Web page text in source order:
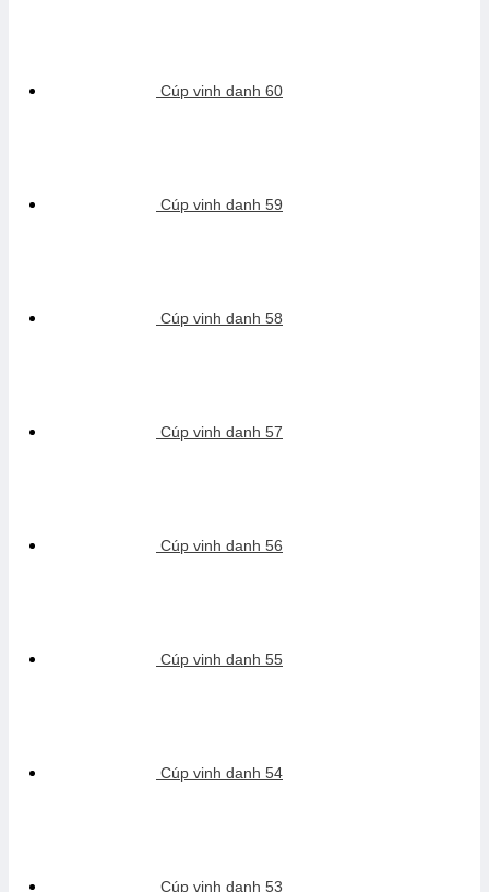
Cúp vinh danh 60
Cúp vinh danh 59
Cúp vinh danh 58
Cúp vinh danh 57
Cúp vinh danh 56
Cúp vinh danh 55
Cúp vinh danh 54
Cúp vinh danh 53